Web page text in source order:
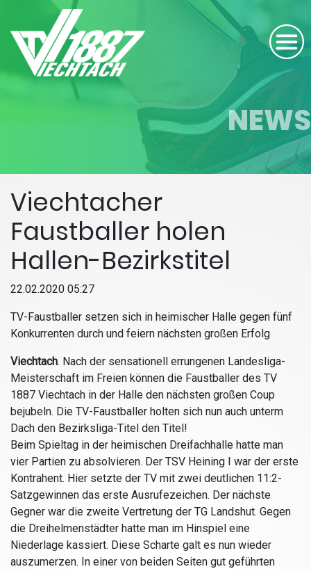
NEWS
Viechtacher
Faustballer holen
Hallen-Bezirkstitel
22.02.2020 05:27
TV-Faustballer setzen sich in heimischer Halle gegen fünf
Konkurrenten durch und feiern nächsten großen Erfolg
Viechtach. Nach der sensationell errungenen Landesliga-
Meisterschaft im Freien können die Faustballer des TV
1887 Viechtach in der Halle den nächsten großen Coup
bejubeln. Die TV-Faustballer holten sich nun auch unterm
Dach den Bezirksliga-Titel den Titel!
Beim Spieltag in der heimischen Dreifachhalle hatte man
vier Partien zu absolvieren. Der TSV Heining I war der erste
Kontrahent. Hier setzte der TV mit zwei deutlichen 11:2-
Satzgewinnen das erste Ausrufezeichen. Der nächste
Gegner war die zweite Vertretung der TG Landshut. Gegen
die Dreihelmenstädter hatte man im Hinspiel eine
Niederlage kassiert. Diese Scharte galt es nun wieder
auszumerzen. In einer von beiden Seiten gut geführten